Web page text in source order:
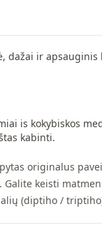
dažai ir apsauginis
is kokybiskos
kabinti.
originalus
keisti
(diptiho /